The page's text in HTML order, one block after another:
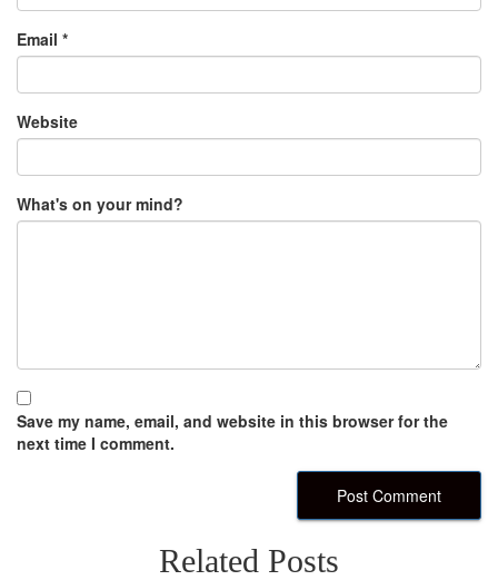
Email *
Website
What's on your mind?
Save my name, email, and website in this browser for the
next time I comment.
Related Posts